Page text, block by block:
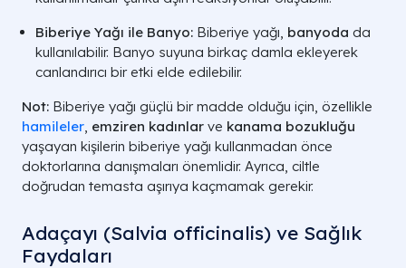
Biberiye Yağı ile Banyo: Biberiye yağı, banyoda da
kullanılabilir. Banyo suyuna birkaç damla ekleyerek
canlandırıcı bir etki elde edilebilir.
Not: Biberiye yağı güçlü bir madde olduğu için, özellikle
hamileler, emziren kadınlar ve kanama bozukluğu
yaşayan kişilerin biberiye yağı kullanmadan önce
doktorlarına danışmaları önemlidir. Ayrıca, ciltle
doğrudan temasta aşırıya kaçmamak gerekir.
Adaçayı (Salvia officinalis) ve Sağlık
Faydaları